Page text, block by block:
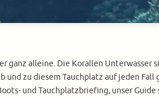
ganz alleine. Die Korallen Unterwasser
und zu diesem Tauchplatz auf jeden
und Tauchplatzbriefing, unser Guide